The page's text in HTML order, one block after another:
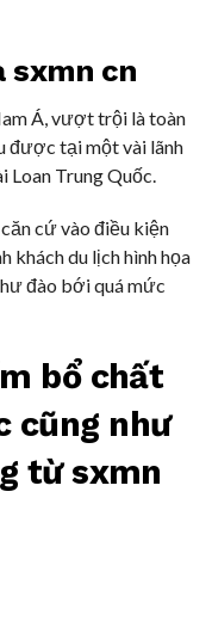
sxmn cn
Á, vượt trội là toàn
được tại một vài lãnh
Loan Trung Quốc.
cứ vào điều kiện
khách du lịch hình họa
đào bới quá mức
bổ chất
cũng như
từ sxmn